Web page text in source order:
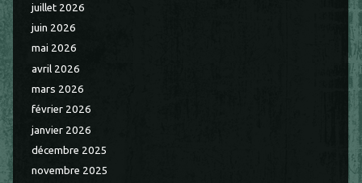
juillet 2026
juin 2026
mai 2026
avril 2026
mars 2026
février 2026
janvier 2026
décembre 2025
novembre 2025